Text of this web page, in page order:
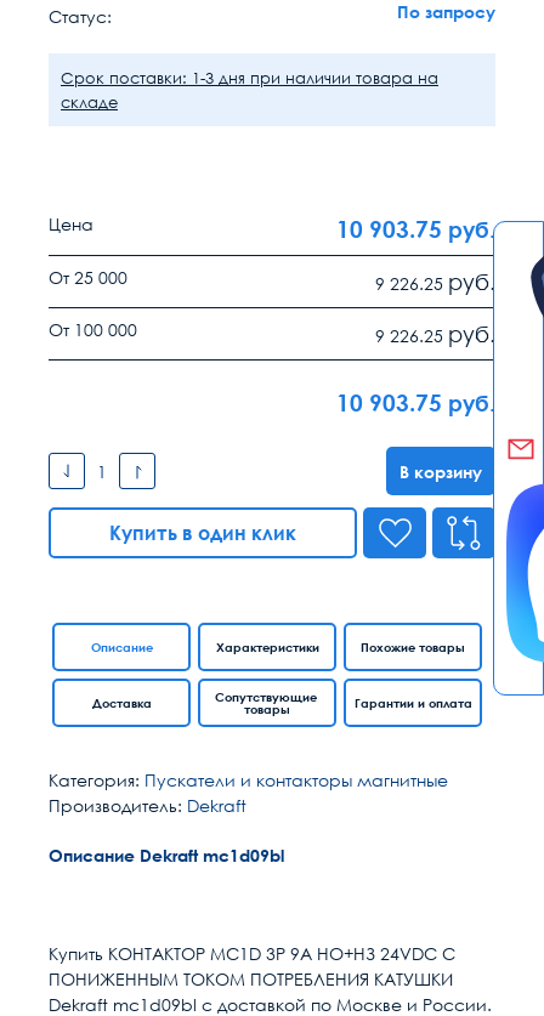
Статус:
По запросу
Срок поставки: 1-3 дня при наличии товара на
складе
Цена 10 903.75 руб.
От 25 000 9 226.25 руб.
От 100 000 9 226.25 руб.
10 903.75 руб.
В корзину
Купить в один клик
Описание Характеристики
Доставка
Похожие товары
Сопутствующие
товары
Гарантии и оплата
Категория: Пускатели и контакторы магнитные
Производитель: Dekraft
Описание Dekraft mc1d09bl
Страна Китай
Единица измерения шт
Условия доставки
Купить КОНТАКТОР MC1D 3P 9A НО+НЗ 24VDC С
ПОНИЖЕННЫМ ТОКОМ ПОТРЕБЛЕНИЯ КАТУШКИ
Dekraft mc1d09bl с доставкой по Москве и России.